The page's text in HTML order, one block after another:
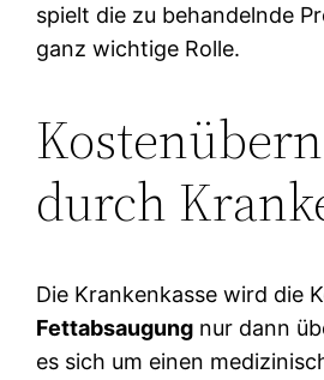
spielt die zu behandelnde
ganz wichtige Rolle.
durch
Die Krankenkasse wird die
Fettabsaugung nur dann
es sich um einen